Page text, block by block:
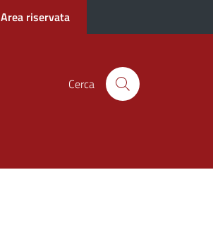
Area riservata
Cerca